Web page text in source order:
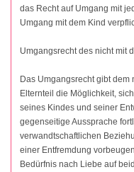
das Recht auf Umgang mit
Umgang mit dem Kind
Umgangsrecht des nicht mit
Das Umgangsrecht gibt
Elternteil die Möglichkeit,
seines Kindes und seiner
gegenseitige Aussprache
verwandtschaftlichen
einer Entfremdung
Bedürfnis nach Liebe auf